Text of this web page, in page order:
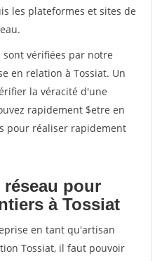
les plateformes et sites de
sont vérifiées par notre
en relation à Tossiat. Un
la véracité d'une
rapidement $etre en
pour réaliser rapidement
pour
à Tossiat
en tant qu'artisan
Tossiat, il faut pouvoir